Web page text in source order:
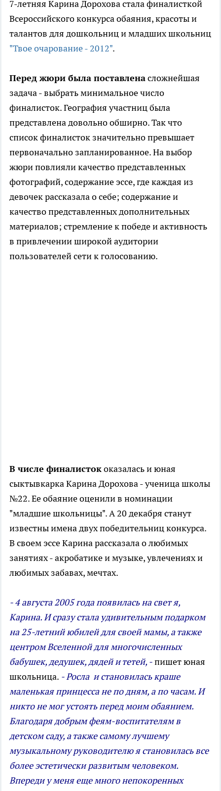
7-летняя Карина Дорохова стала финалисткой
Всероссийского конкурса обаяния, красоты и
талантов для дошкольниц и младших школьниц
"Твое очарование - 2012".
Перед жюри была поставленасложнейшая
задача - выбрать минимальное число
финалисток. География участниц была
представлена довольно обширно. Так что
список финалисток значительно превышает
первоначально запланированное. На выбор
жюри повлияли качество представленных
фотографий, содержание эссе, где каждая из
девочек рассказала о себе; содержание и
качество представленных дополнительных
материалов; стремление к победе и активность
в привлечении широкой аудитории
пользователей сети к голосованию.
В числе финалистококазалась и юная
сыктывкарка Карина Дорохова - ученица школы
№22. Ее обаяние оценили в номинации
"младшие школьницы". А 20 декабря станут
известны имена двух победительниц конкурса.
В своем эссе Карина рассказала о любимых
занятиях - акробатике и музыке, увлечениях и
любимых забавах, мечтах.
- 4 августа 2005 года появилась на свет я,
Карина. И сразу стала удивительным подарком
на 25-летний юбилей для своей мамы, а также
центром Вселенной для многочисленных
бабушек, дедушек, дядей и тетей, -пишет юная
школьница. - Росла и становилась краше
маленькая принцесса не по дням, а по часам. И
никто не мог устоять перед моим обаянием.
Благодаря добрым феям-воспитателям в
детском саду, а также самому лучшему
музыкальному руководителю я становилась все
более эстетически развитым человеком.
Впереди у меня еще много непокоренных